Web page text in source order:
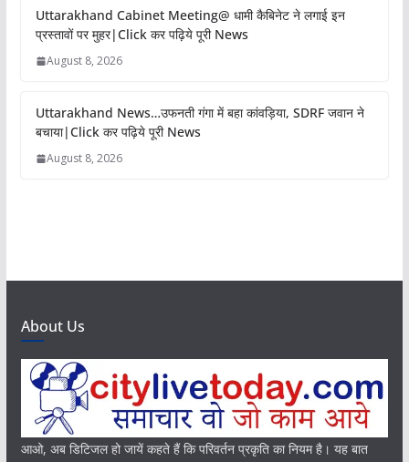
Uttarakhand Cabinet Meeting@ धामी कैबिनेट ने लगाई इन
प्रस्तावों पर मुहर|Click कर पढ़िये पूरी News
August 8, 2026
Uttarakhand News…उफनती गंगा में बहा कांवड़िया, SDRF जवान ने
बचाया|Click कर पढ़िये पूरी News
August 8, 2026
About Us
आओ, अब डिटिजल हो जायें कहते हैं कि परिवर्तन प्रकृति का नियम है। यह बात